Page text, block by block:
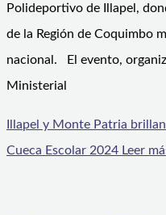
Polideportivo de Illapel,
de la Región de Coquimbo
nacional. El evento,
Ministerial
Illapel y Monte Patria
Cueca Escolar 2024 Leer